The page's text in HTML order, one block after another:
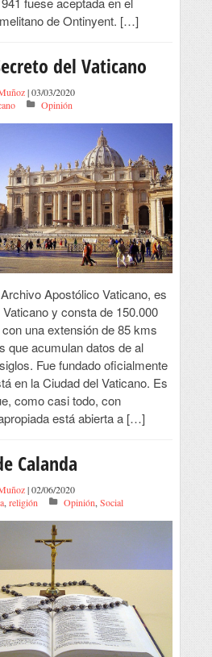
de Ontinyent. […]
del Vaticano
| 03/03/2020
Opinión
Apostólico Vaticano, es
y consta de 150.000
una extensión de 85 kms
que acumulan datos de al
Fue fundado oficialmente
en la Ciudad del Vaticano. Es
como casi todo, con
está abierta a […]
Calanda
| 02/06/2020
, religión Opinión, Social